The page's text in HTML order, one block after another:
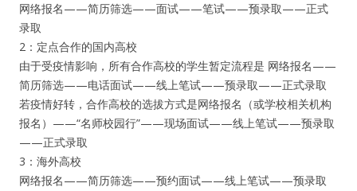
网络报名——简历筛选——面试——笔试——预录取——正式
录取
2：定点合作的国内高校
由于受疫情影响，所有合作高校的学生暂定流程是 网络报名——
简历筛选——电话面试——线上笔试——预录取——正式录取
若疫情好转，合作高校的选拔方式是网络报名（或学校相关机构
报名）——“名师校园行”——现场面试——线上笔试——预录取
——正式录取
3：海外高校
网络报名——简历筛选——预约面试——线上笔试——预录取